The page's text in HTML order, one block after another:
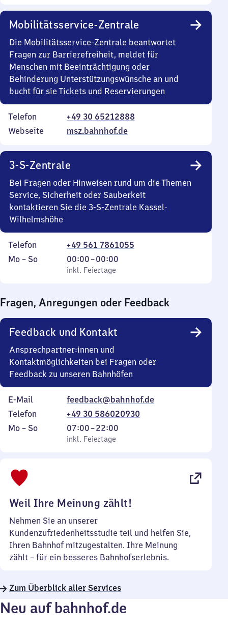
Mobilitätsservice-Zentrale
Die Mobilitätsservice-Zentrale beantwortet
Fragen zur Barrierefreiheit, meldet für
Menschen mit Beeinträchtigung oder
Behinderung Unterstützungswünsche an und
bucht für sie Tickets und Reservierungen
Telefon
+49 30 65212888
Webseite
msz.bahnhof.de
3-S-Zentrale
Bei Fragen oder Hinweisen rund um die Themen
Service, Sicherheit oder Sauberkeit
kontaktieren Sie die 3-S-Zentrale Kassel-
Wilhelmshöhe
Telefon
+49 561 7861055
Montag
Mo – So,
inkl. Feiertage
00:00–00:00
Von
0
0
Uhr
inkl. Feiertage
Fragen, Anregungen oder Feedback
Feedback und Kontakt
Ansprechpartner:innen und
Kontaktmöglichkeiten bei Fragen oder
Feedback zu unseren Bahnhöfen
E-Mail
feedback@bahnhof.de
Telefon
+49 30 586020930
Montag
Mo – So,
inkl. Feiertage
07:00–22:00
Von
7
inkl. Feiertage
Weil Ihre Meinung zählt!
Nehmen Sie an unserer
Kundenzufriedenheitsstudie teil und helfen Sie,
Ihren Bahnhof mitzugestalten. Ihre Meinung
zählt – für ein besseres Bahnhofserlebnis.
Zum Überblick aller Services
Neu auf bahnhof.de